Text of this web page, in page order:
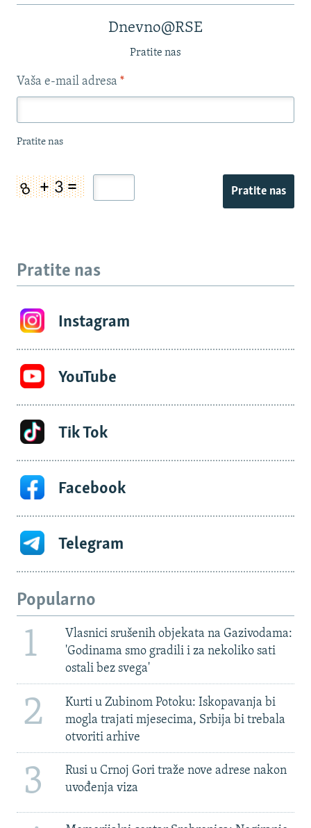
Dnevno@RSE
Pratite nas
Vaša e-mail adresa *
Pratite nas
Pratite nas
Pratite nas
Instagram
YouTube
Tik Tok
Facebook
Telegram
Popularno
1
Vlasnici srušenih objekata na Gazivodama:
'Godinama smo gradili i za nekoliko sati
ostali bez svega'
2
Kurti u Zubinom Potoku: Iskopavanja bi
mogla trajati mjesecima, Srbija bi trebala
otvoriti arhive
3
Rusi u Crnoj Gori traže nove adrese nakon
uvođenja viza